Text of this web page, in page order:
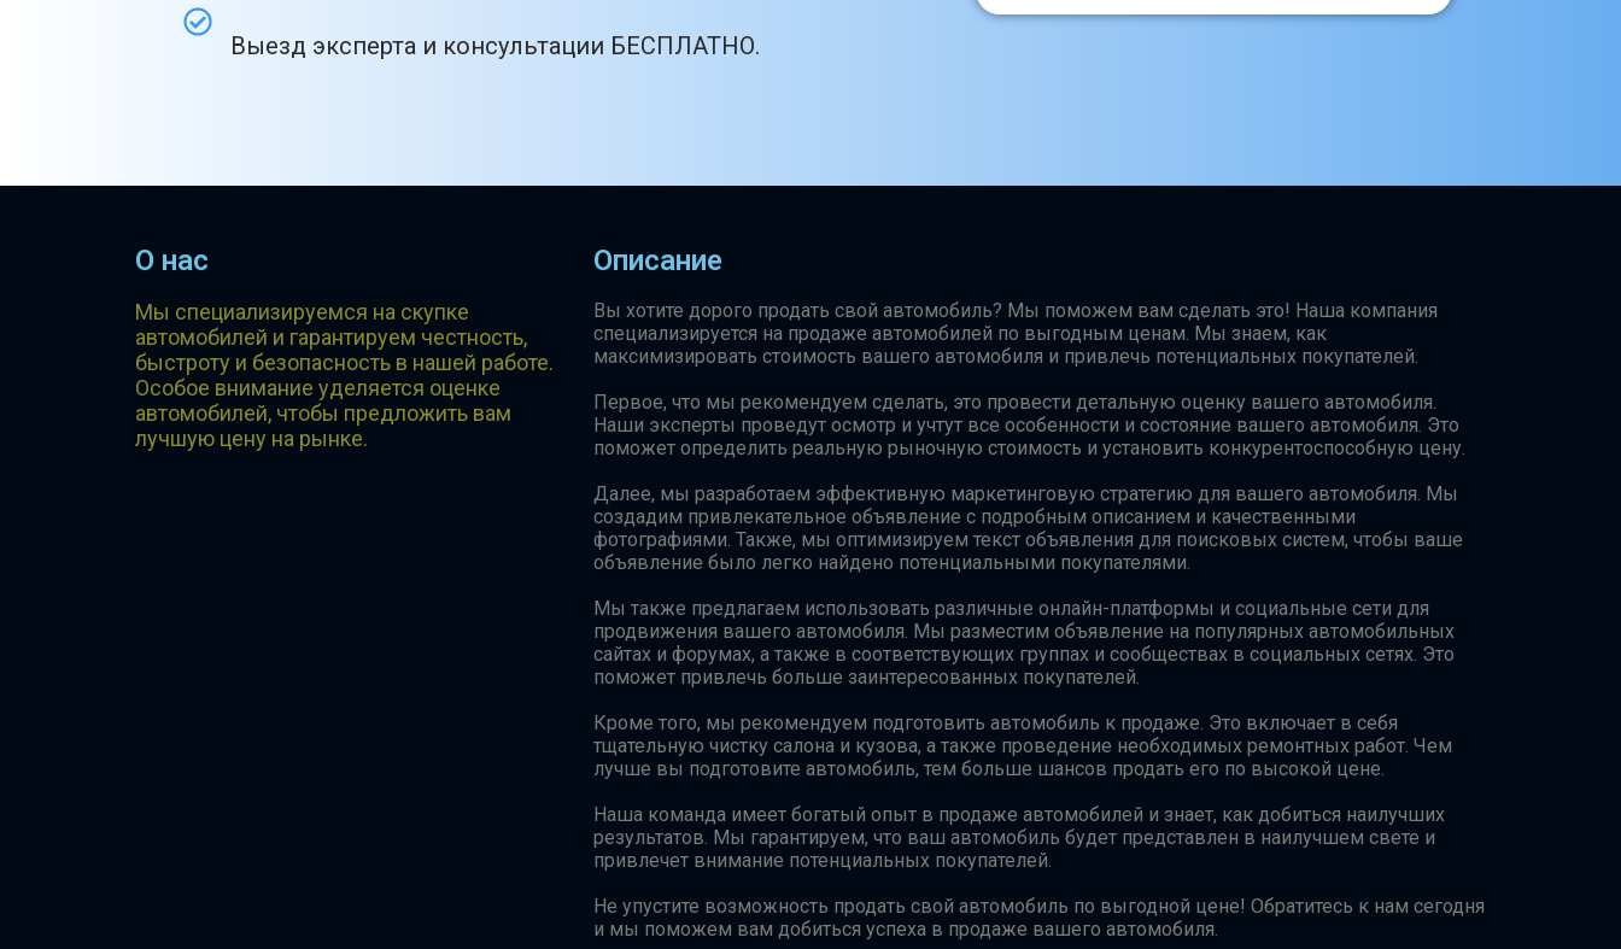
Выезд эксперта и консультации БЕСПЛАТНО.
О нас
Мы специализируемся на скупке
автомобилей и гарантируем честность,
быстроту и безопасность в нашей работе.
Особое внимание уделяется оценке
автомобилей, чтобы предложить вам
лучшую цену на рынке.
Описание
Вы хотите дорого продать свой автомобиль? Мы поможем вам сделать это! Наша компания
специализируется на продаже автомобилей по выгодным ценам. Мы знаем, как
максимизировать стоимость вашего автомобиля и привлечь потенциальных покупателей.
Первое, что мы рекомендуем сделать, это провести детальную оценку вашего автомобиля.
Наши эксперты проведут осмотр и учтут все особенности и состояние вашего автомобиля. Это
поможет определить реальную рыночную стоимость и установить конкурентоспособную цену.
Далее, мы разработаем эффективную маркетинговую стратегию для вашего автомобиля. Мы
создадим привлекательное объявление с подробным описанием и качественными
фотографиями. Также, мы оптимизируем текст объявления для поисковых систем, чтобы ваше
объявление было легко найдено потенциальными покупателями.
Мы также предлагаем использовать различные онлайн-платформы и социальные сети для
продвижения вашего автомобиля. Мы разместим объявление на популярных автомобильных
сайтах и форумах, а также в соответствующих группах и сообществах в социальных сетях. Это
поможет привлечь больше заинтересованных покупателей.
Кроме того, мы рекомендуем подготовить автомобиль к продаже. Это включает в себя
тщательную чистку салона и кузова, а также проведение необходимых ремонтных работ. Чем
лучше вы подготовите автомобиль, тем больше шансов продать его по высокой цене.
Наша команда имеет богатый опыт в продаже автомобилей и знает, как добиться наилучших
результатов. Мы гарантируем, что ваш автомобиль будет представлен в наилучшем свете и
привлечет внимание потенциальных покупателей.
Не упустите возможность продать свой автомобиль по выгодной цене! Обратитесь к нам сегодня
и мы поможем вам добиться успеха в продаже вашего автомобиля.